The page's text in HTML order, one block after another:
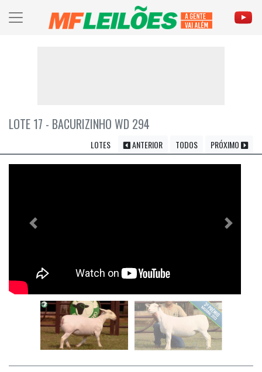
LOTE 17 - BACURIZINHO WD 294
LOTES ANTERIOR TODOS PRÓXIMO
Previous Próximo